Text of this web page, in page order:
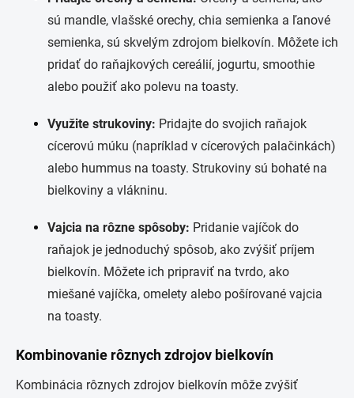
sú mandle, vlašské orechy, chia semienka a ľanové
semienka, sú skvelým zdrojom bielkovín. Môžete ich
pridať do raňajkových cereálií, jogurtu, smoothie
alebo použiť ako polevu na toasty.
Využite strukoviny: Pridajte do svojich raňajok
cícerovú múku (napríklad v cícerových palačinkách)
alebo hummus na toasty. Strukoviny sú bohaté na
bielkoviny a vlákninu.
Vajcia na rôzne spôsoby: Pridanie vajíčok do
raňajok je jednoduchý spôsob, ako zvýšiť príjem
bielkovín. Môžete ich pripraviť na tvrdo, ako
miešané vajíčka, omelety alebo pošírované vajcia
na toasty.
Kombinovanie rôznych zdrojov bielkovín
Kombinácia rôznych zdrojov bielkovín môže zvýšiť